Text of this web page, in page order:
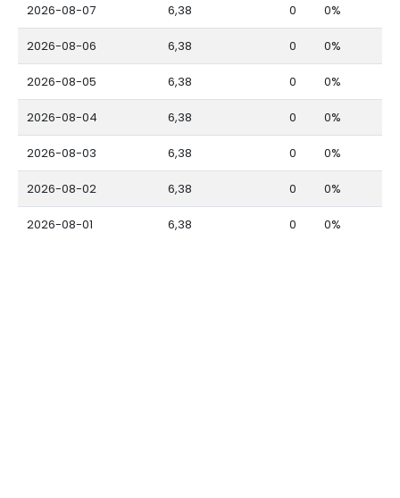
2026-08-07 6,38 0 0%
2026-08-06 6,38 0 0%
2026-08-05 6,38 0 0%
2026-08-04 6,38 0 0%
2026-08-03 6,38 0 0%
2026-08-02 6,38 0 0%
2026-08-01 6,38 0 0%